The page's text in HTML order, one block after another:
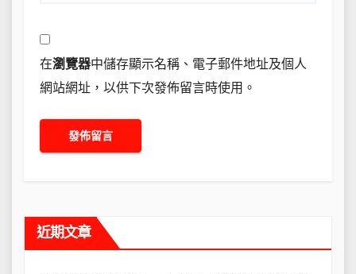
在瀏覽器中儲存顯示名稱、電子郵件地址及個人
網站網址，以供下次發佈留言時使用。
近期文章